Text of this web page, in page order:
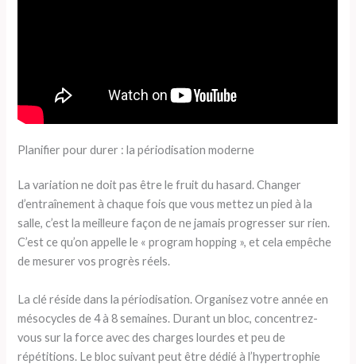
Planifier pour durer : la périodisation moderne
La variation ne doit pas être le fruit du hasard. Changer
d’entraînement à chaque fois que vous mettez un pied à la
salle, c’est la meilleure façon de ne jamais progresser sur rien.
C’est ce qu’on appelle le « program hopping », et cela empêche
de mesurer vos progrès réels.
La clé réside dans la périodisation. Organisez votre année en
mésocycles de 4 à 8 semaines. Durant un bloc, concentrez-
vous sur la force avec des charges lourdes et peu de
répétitions. Le bloc suivant peut être dédié à l’hypertrophie